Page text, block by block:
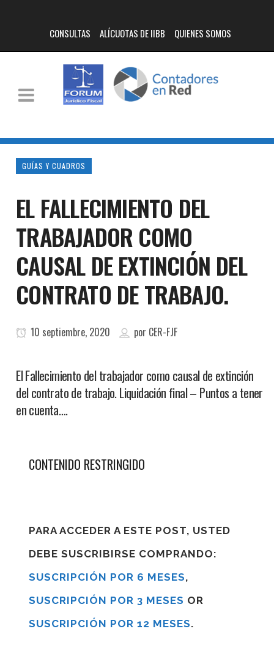
CONSULTAS ALÍCUOTAS DE IIBB QUIENES SOMOS
GUÍAS Y CUADROS
EL FALLECIMIENTO DEL
TRABAJADOR COMO
CAUSAL DE EXTINCIÓN DEL
CONTRATO DE TRABAJO.
10 septiembre, 2020 por CER-FJF
El Fallecimiento del trabajador como causal de extinción
del contrato de trabajo. Liquidación final – Puntos a tener
en cuenta….
CONTENIDO RESTRINGIDO
PARA ACCEDER A ESTE POST, USTED
DEBE SUSCRIBIRSE COMPRANDO:
SUSCRIPCIÓN POR 6 MESES,
SUSCRIPCIÓN POR 3 MESES OR
SUSCRIPCIÓN POR 12 MESES.